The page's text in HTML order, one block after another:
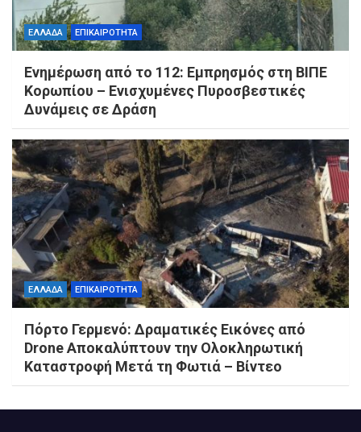
ΕΛΛΑΔΑ ΕΠΙΚΑΙΡΟΤΗΤΑ
Ενημέρωση από το 112: Εμπρησμός στη ΒΙΠΕ
Κορωπίου – Ενισχυμένες Πυροσβεστικές
Δυνάμεις σε Δράση
ΕΛΛΑΔΑ ΕΠΙΚΑΙΡΟΤΗΤΑ
Πόρτο Γερμενό: Δραματικές Εικόνες από
Drone Αποκαλύπτουν την Ολοκληρωτική
Καταστροφή Μετά τη Φωτιά – Βίντεο